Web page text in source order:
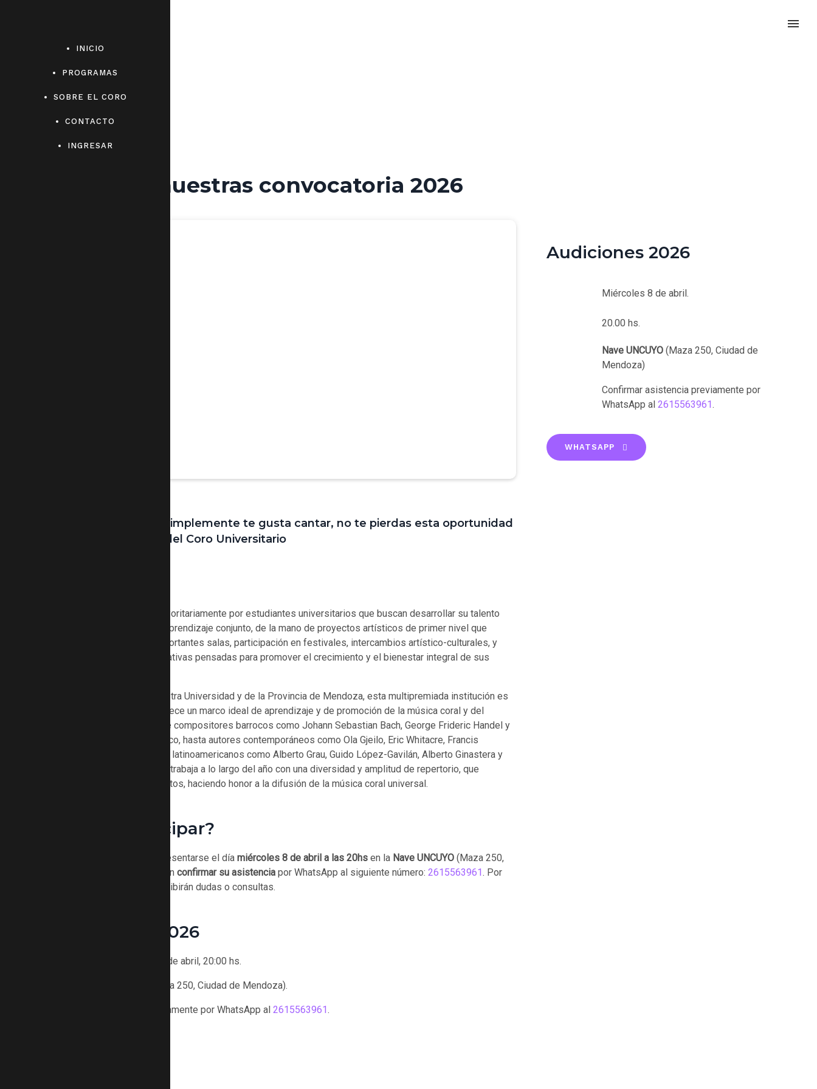
INICIO
PROGRAMAS
SOBRE EL CORO
CONTACTO
INGRESAR
Abrimos nuestras convocatoria 2026
Si sos coreuta o simplemente te gusta cantar, no te pierdas esta oportunidad
de formar parte del Coro Universitario
El CUM está integrado mayoritariamente por estudiantes universitarios que buscan desarrollar su talento
musical en un entorno de aprendizaje conjunto, de la mano de proyectos artísticos de primer nivel que
incluyen conciertos en importantes salas, participación en festivales, intercambios artístico-culturales, y
diversas actividades formativas pensadas para promover el crecimiento y el bienestar integral de sus
Embajador Cultural de nuestra Universidad y de la Provincia de Mendoza, esta multipremiada institución es
referente en la región y ofrece un marco ideal de aprendizaje y de promoción de la música coral y del
repertorio universal. Desde compositores barrocos como Johann Sebastian Bach, George Frideric Handel y
Tomás de Torrejón y Velasco, hasta autores contemporáneos como Ola Gjeilo, Eric Whitacre, Francis
Poulenc, junto a referentes latinoamericanos como Alberto Grau, Guido López-Gavilán, Alberto Ginastera y
Carlos Guastavino, el CUM trabaja a lo largo del año con una diversidad y amplitud de repertorio, que
presenta en diversos ámbitos, haciendo honor a la difusión de la música coral universal.
¿Cómo participar?
Los interesados deben presentarse el día miércoles 8 de abril a las 20hs en la Nave UNCUYO (Maza 250,
Ciudad). Para hacerlo deben confirmar su asistencia por WhatsApp al siguiente número: 2615563961 . Por
este medio también se recibirán dudas o consultas.
Audiciones 2026
Miércoles 8 de abril, 20:00 hs.
Nave UNCUYO (Maza 250, Ciudad de Mendoza).
Confirmar asistencia previamente por WhatsApp al 2615563961 .
Audiciones 2026
Miércoles 8 de abril.
20.00 hs.
Nave UNCUYO(Maza 250, Ciudad de
Mendoza)
Confirmar asistencia previamente por
WhatsApp al 2615563961.
WHATSAPP